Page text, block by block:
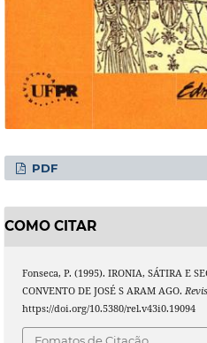
PDF
COMO CITAR
Fonseca, P. (1995). IRONIA, SÁTIRA E
CONVENTO DE JOSÉ S ARAM AGO.
https://doi.org/10.5380/rel.v43i0.19094
Fomatos de Citação